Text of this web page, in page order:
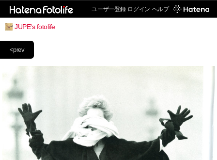
ユーザー登録 ログイン ヘルプ
JUPE's fotolife
<prev